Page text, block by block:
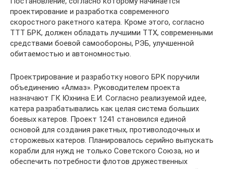
проектирование и разработка современного
скоростного ракетного катера. Кроме этого, согласно
ТТТ БРК, должен обладать лучшими ТТХ, современными
средствами боевой самообороны, РЭБ, улучшенной
обитаемостью и автономностью.
Проектрирование и разработку нового БРК поручили
объединению «Алмаз». Руководителем проекта
назначают ГК Юхнина Е.И. Согласно реализуемой идее,
катера разрабатывались как целая система больших
боевых катеров. Проект 1241 становился единой
основой для создания ракетных, противолодочных и
сторожевых катеров. Планировалось серийно выпускать
корабли для нужд не только Советского Союза, но и
обеспечить потребности флотов дружественных